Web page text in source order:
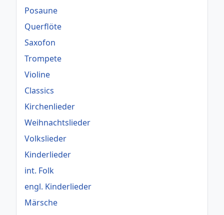
Posaune
Querflöte
Saxofon
Trompete
Violine
Classics
Kirchenlieder
Weihnachtslieder
Volkslieder
Kinderlieder
int. Folk
engl. Kinderlieder
Märsche